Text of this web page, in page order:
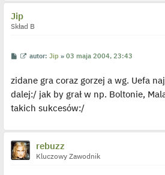
d
c
o
Jip
Skład B
P
t
W
w
i
e
t
l
j
e
d
y
autor:Jip »03 maja 2004, 23:43
zidane gra coraz gorzej a wg. Uefa
dalej:/ jak by grał w np. Boltonie,
takich sukcesów:/
rebuzz
Kluczowy Zawodnik